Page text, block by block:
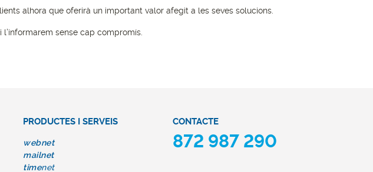
alhora que oferirà un important valor afegit a les seves solucions.
l’informarem sense cap compromís.
PRODUCTES I SERVEIS
webnet
mailnet
timenet
CONTACTE
872 987 290